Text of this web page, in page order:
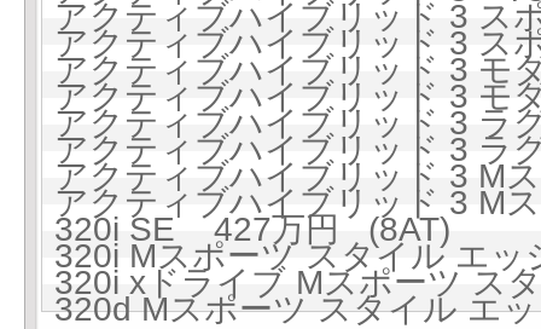
アクティブハイブリッド 3
アクティブハイブリッド 3
アクティブハイブリッド 3
アクティブハイブリッド 3
アクティブハイブリッド 3
アクティブハイブリッド 3
アクティブハイブリッド 3
アクティブハイブリッド 3
320i SE 427万円 (8AT)
320i Mスポーツ スタイル エ
320i xドライブ Mスポーツ
320d Mスポーツ スタイル